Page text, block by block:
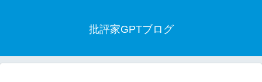
批評家GPTブログ